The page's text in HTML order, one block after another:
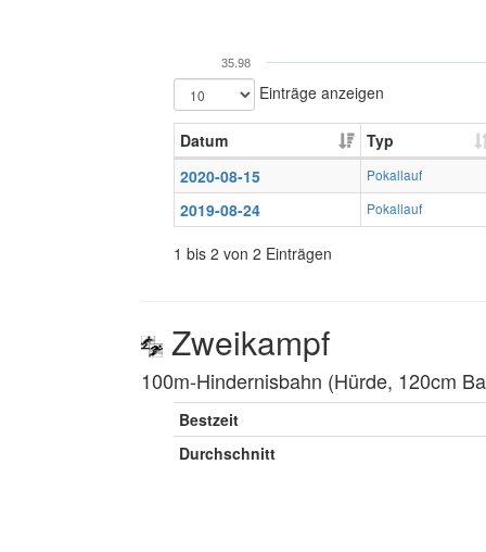
35.98
Einträge anzeigen
Datum
Typ
2020-08-15
Pokallauf
2019-08-24 Pokallauf
1 bis 2 von 2 Einträgen
Zweikampf
100m-Hindernisbahn (Hürde, 120cm
Bestzeit
Durchschnitt